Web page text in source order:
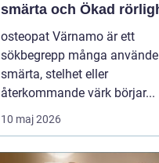
smärta och Ökad
osteopat Värnamo är ett
sökbegrepp många
smärta, stelhet eller
återkommande värk börjar...
10 maj 2026